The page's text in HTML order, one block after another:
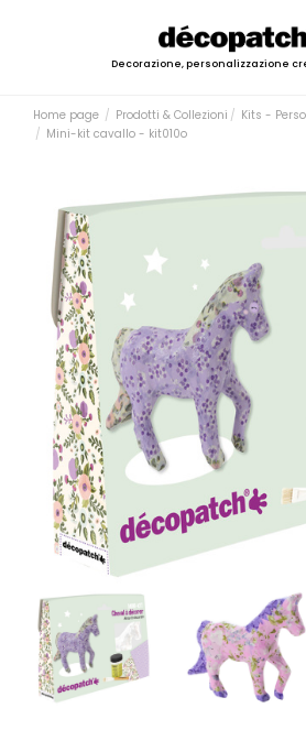
Decorazione, personalizzazione
Home page Prodotti & Collezioni
Kits -
Mini-kit cavallo - kit010o